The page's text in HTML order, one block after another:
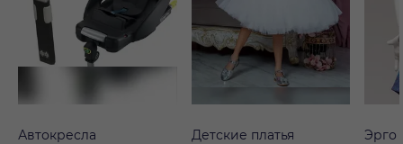
Автокресла Детские платья Эрго